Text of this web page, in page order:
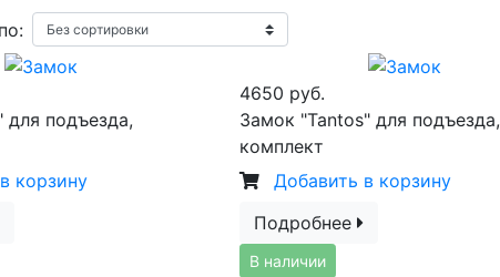
подъезда,
корзину
4650 руб.
Замок "Tantos" для подъезда,
комплект
Добавить в корзину
Подробнее
В наличии